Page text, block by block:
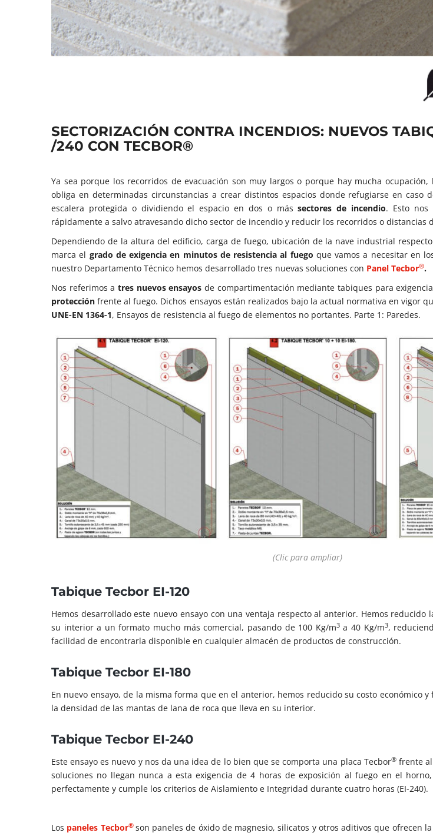
SECTORIZACIÓN CONTRA INCENDIOS: NUEVOS
/240 CON TECBOR®
Ya sea porque los recorridos de evacuación son muy largos o porque hay mucha
obliga en determinadas circunstancias a crear distintos espacios donde refugiarse en caso
escalera protegida o dividiendo el espacio en dos o mássectores de incendio. Esto nos
rápidamente a salvo atravesando dicho sector de incendio y reducir los recorridos o distancias
Dependiendo de la altura del edificio, carga de fuego, ubicación de la nave industrial
marca el grado de exigencia en minutos de resistencia al fuego que vamos a necesitar en
nuestro Departamento Técnico hemos desarrollado tres nuevas soluciones con Panel Tecbor®.
Nos referimos a tres nuevos ensayos de compartimentación mediante tabiques para
protección frente al fuego. Dichos ensayos están realizados bajo la actual normativa en vigor
UNE-EN 1364-1, Ensayos de resistencia al fuego de elementos no portantes. Parte 1: Paredes.
(Clic para ampliar)
Tabique Tecbor EI-120
Hemos desarrollado este nuevo ensayo con una ventaja respecto al anterior. Hemos reducido
su interior a un formato mucho más comercial, pasando de 100 Kg/m3a 40 Kg/m3,
facilidad de encontrarla disponible en cualquier almacén de productos de construcción.
Tabique Tecbor EI-180
En nuevo ensayo, de la misma forma que en el anterior, hemos reducido su costo económico
la densidad de las mantas de lana de roca que lleva en su interior.
Tabique Tecbor EI-240
Este ensayo es nuevo y nos da una idea de lo bien que se comporta una placa Tecbor®frente al
soluciones no llegan nunca a esta exigencia de 4 horas de exposición al fuego en el
perfectamente y cumple los criterios de Aislamiento e Integridad durante cuatro horas (EI-240).
Los paneles Tecbor® son paneles de óxido de magnesio, silicatos y otros aditivos que ofrecen